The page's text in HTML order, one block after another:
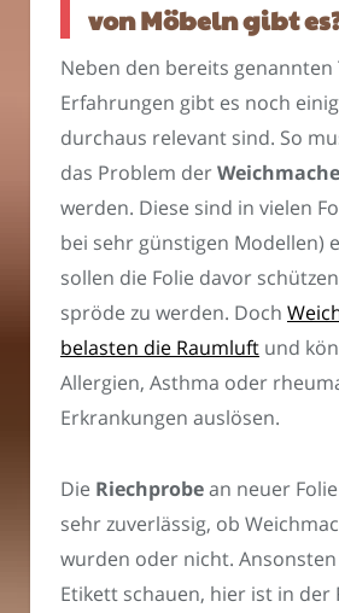
von Möbeln gibt
Neben den bereits genannten
Erfahrungen gibt es noch
durchaus relevant sind. So
das Problem der
werden. Diese sind in vielen
bei sehr günstigen Modellen)
sollen die Folie davor
spröde zu werden. Doch
belasten die Raumluft und
Allergien, Asthma oder
Erkrankungen auslösen.
Die Riechprobean neuer
sehr zuverlässig, ob
wurden oder nicht.
Etikett schauen, hier ist in der